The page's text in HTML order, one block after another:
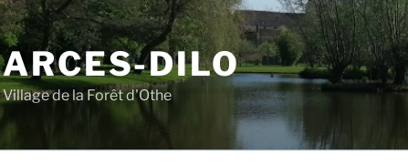
ARCES-DILO
Village de la Forêt d'Othe